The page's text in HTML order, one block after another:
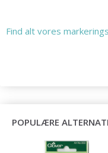
Find alt vores
POPULÆRE